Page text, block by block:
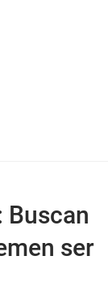
Buscan
ser